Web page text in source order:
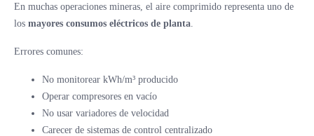
En muchas operaciones mineras, el aire comprimido representa uno de
los mayores consumos eléctricos de planta
Errores comunes:
No monitorear kWh/m³ producido
Operar compresores en vacío
No usar variadores de velocidad
Carecer de sistemas de control centralizado